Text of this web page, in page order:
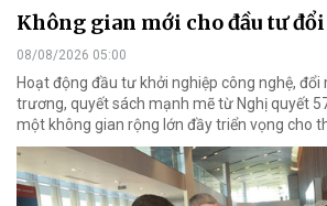
Không gian mới cho đầu tư
08/08/2026 05:00
Hoạt động đầu tư khởi nghiệp công nghệ,
trương, quyết sách mạnh mẽ từ Nghị quyết
một không gian rộng lớn đầy triển vọng cho